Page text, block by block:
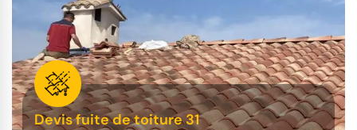
Devis fuite de toiture 31